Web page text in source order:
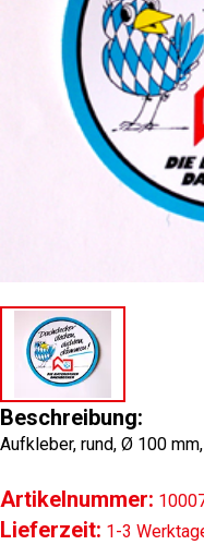
Beschreibung:
Aufkleber, rund, Ø 100
Artikelnummer:
Lieferzeit: 1-3